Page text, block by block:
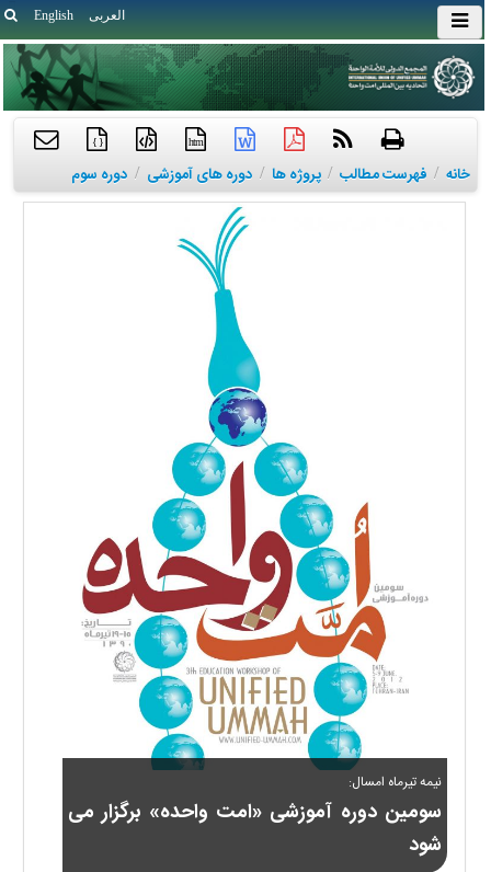
English العربی
htm
{ }
خانه / فهرست مطالب / پروژه ها / دوره های آموزشی / دوره سوم
نیمه تیرماه امسال:
سومین دوره آموزشی «امت واحده» برگزار می
شود